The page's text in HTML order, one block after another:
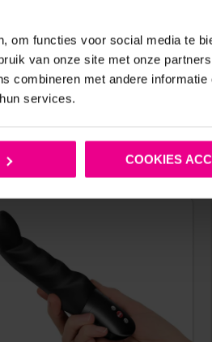
om functies voor social media te
van onze site met onze
combineren met andere informatie
services.
COOKIES
OOK: